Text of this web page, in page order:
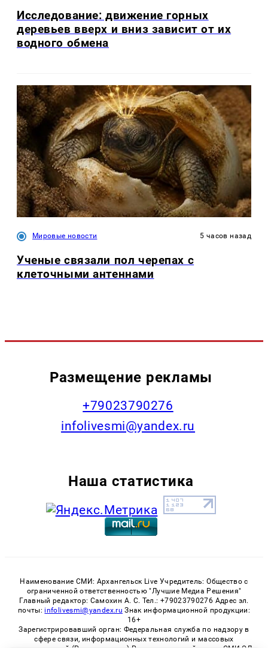
Исследование: движение горных
деревьев вверх и вниз зависит от их
водного обмена
Мировые новости 5 часов назад
Ученые связали пол черепах с
клеточными антеннами
Размещение рекламы
+79023790276
infolivesmi@yandex.ru
Наша статистика
Наименование СМИ: Архангельск Live Учредитель: Общество с
ограниченной ответственностью "Лучшие Медиа Решения"
Главный редактор: Самохин А. С. Тел.: +79023790276 Адрес эл.
почты: infolivesmi@yandex.ru Знак информационной продукции:
16+
Зарегистрировавший орган: Федеральная служба по надзору в
сфере связи, информационных технологий и массовых